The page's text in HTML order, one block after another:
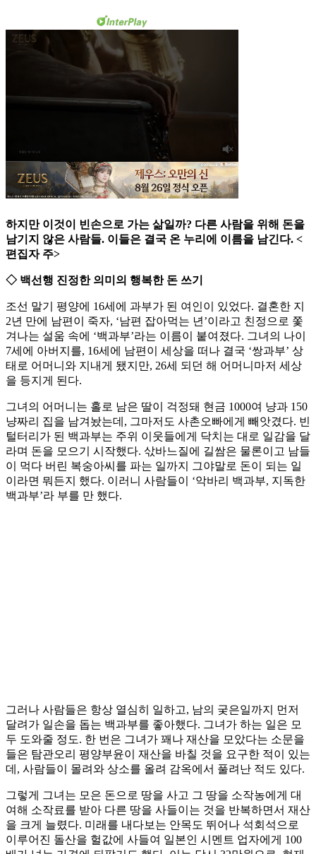
하지만 이것이 빈손으로 가는 삶일까? 다른 사람을 위해 돈을
남기지 않은 사람들. 이들은 결국 온 누리에 이름을 남긴다. <
편집자 주>
◇ 백선행 진정한 의미의 행복한 돈 쓰기
조선 말기 평양에 16세에 과부가 된 여인이 있었다. 결혼한 지
2년 만에 남편이 죽자, ‘남편 잡아먹는 년’이라고 친정으로 쫓
겨나는 설움 속에 ‘백과부’라는 이름이 붙여졌다. 그녀의 나이
7세에 아버지를, 16세에 남편이 세상을 떠나 결국 ‘쌍과부’ 상
태로 어머니와 지내게 됐지만, 26세 되던 해 어머니마저 세상
을 등지게 된다.
그녀의 어머니는 홀로 남은 딸이 걱정돼 현금 1000여 냥과 150
냥짜리 집을 남겨놨는데, 그마저도 사촌오빠에게 빼앗겼다. 빈
털터리가 된 백과부는 주위 이웃들에게 닥치는 대로 일감을 달
라며 돈을 모으기 시작했다. 삯바느질에 길쌈은 물론이고 남들
이 먹다 버린 복숭아씨를 파는 일까지 그야말로 돈이 되는 일
이라면 뭐든지 했다. 이러니 사람들이 ‘악바리 백과부, 지독한
백과부’라 부를 만 했다.
그러나 사람들은 항상 열심히 일하고, 남의 궂은일까지 먼저
달려가 일손을 돕는 백과부를 좋아했다. 그녀가 하는 일은 모
두 도와줄 정도. 한 번은 그녀가 꽤나 재산을 모았다는 소문을
들은 탐관오리 평양부윤이 재산을 바칠 것을 요구한 적이 있는
데, 사람들이 몰려와 상소를 올려 감옥에서 풀려난 적도 있다.
그렇게 그녀는 모은 돈으로 땅을 사고 그 땅을 소작농에게 대
여해 소작료를 받아 다른 땅을 사들이는 것을 반복하면서 재산
을 크게 늘렸다. 미래를 내다보는 안목도 뛰어나 석회석으로
이루어진 돌산을 헐값에 사들여 일본인 시멘트 업자에게 100